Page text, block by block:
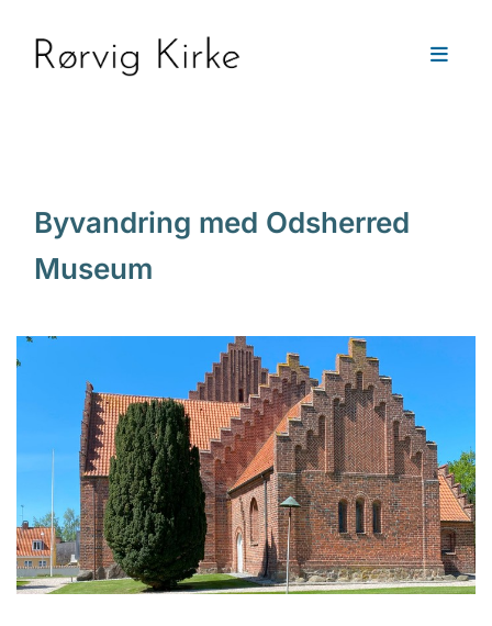
Byvandring med Odsherred
Museum